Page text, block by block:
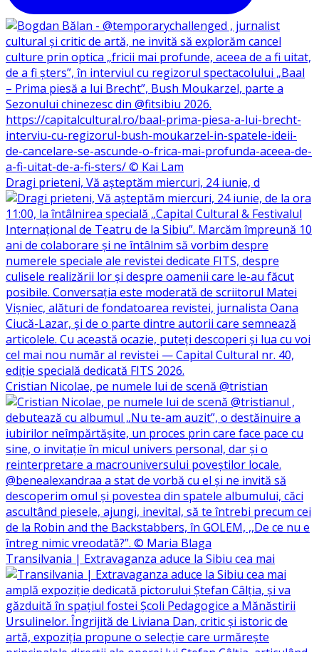
Dragi prieteni, Vă așteptăm miercuri, 24 iunie, d
Cristian Nicolae, pe numele lui de scenă @tristian
Transilvania | Extravaganza aduce la Sibiu cea mai